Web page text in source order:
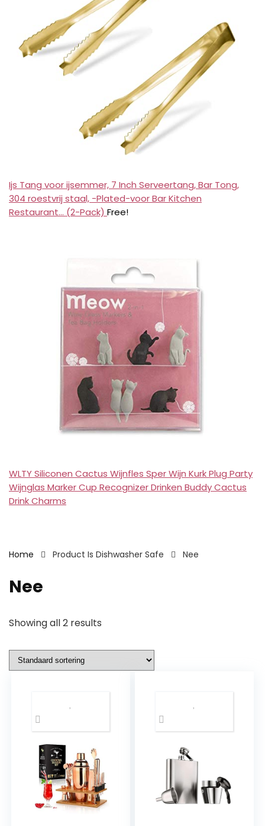
Ijs Tang voor ijsemmer, 7 Inch Serveertang, Bar Tong,
304 roestvrij staal, -Plated-voor Bar Kitchen
Restaurant... (2-Pack) Free!
WLTY Siliconen Cactus Wijnfles Sper Wijn Kurk Plug Party
Wijnglas Marker Cup Recognizer Drinken Buddy Cactus
Drink Charms
Home Product Is Dishwasher Safe ‎Nee
‎Nee
Showing all 2 results